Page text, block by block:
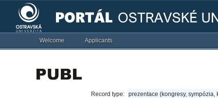
Welcome Applicants
Record type: prezentace (kongresy, sympózia,